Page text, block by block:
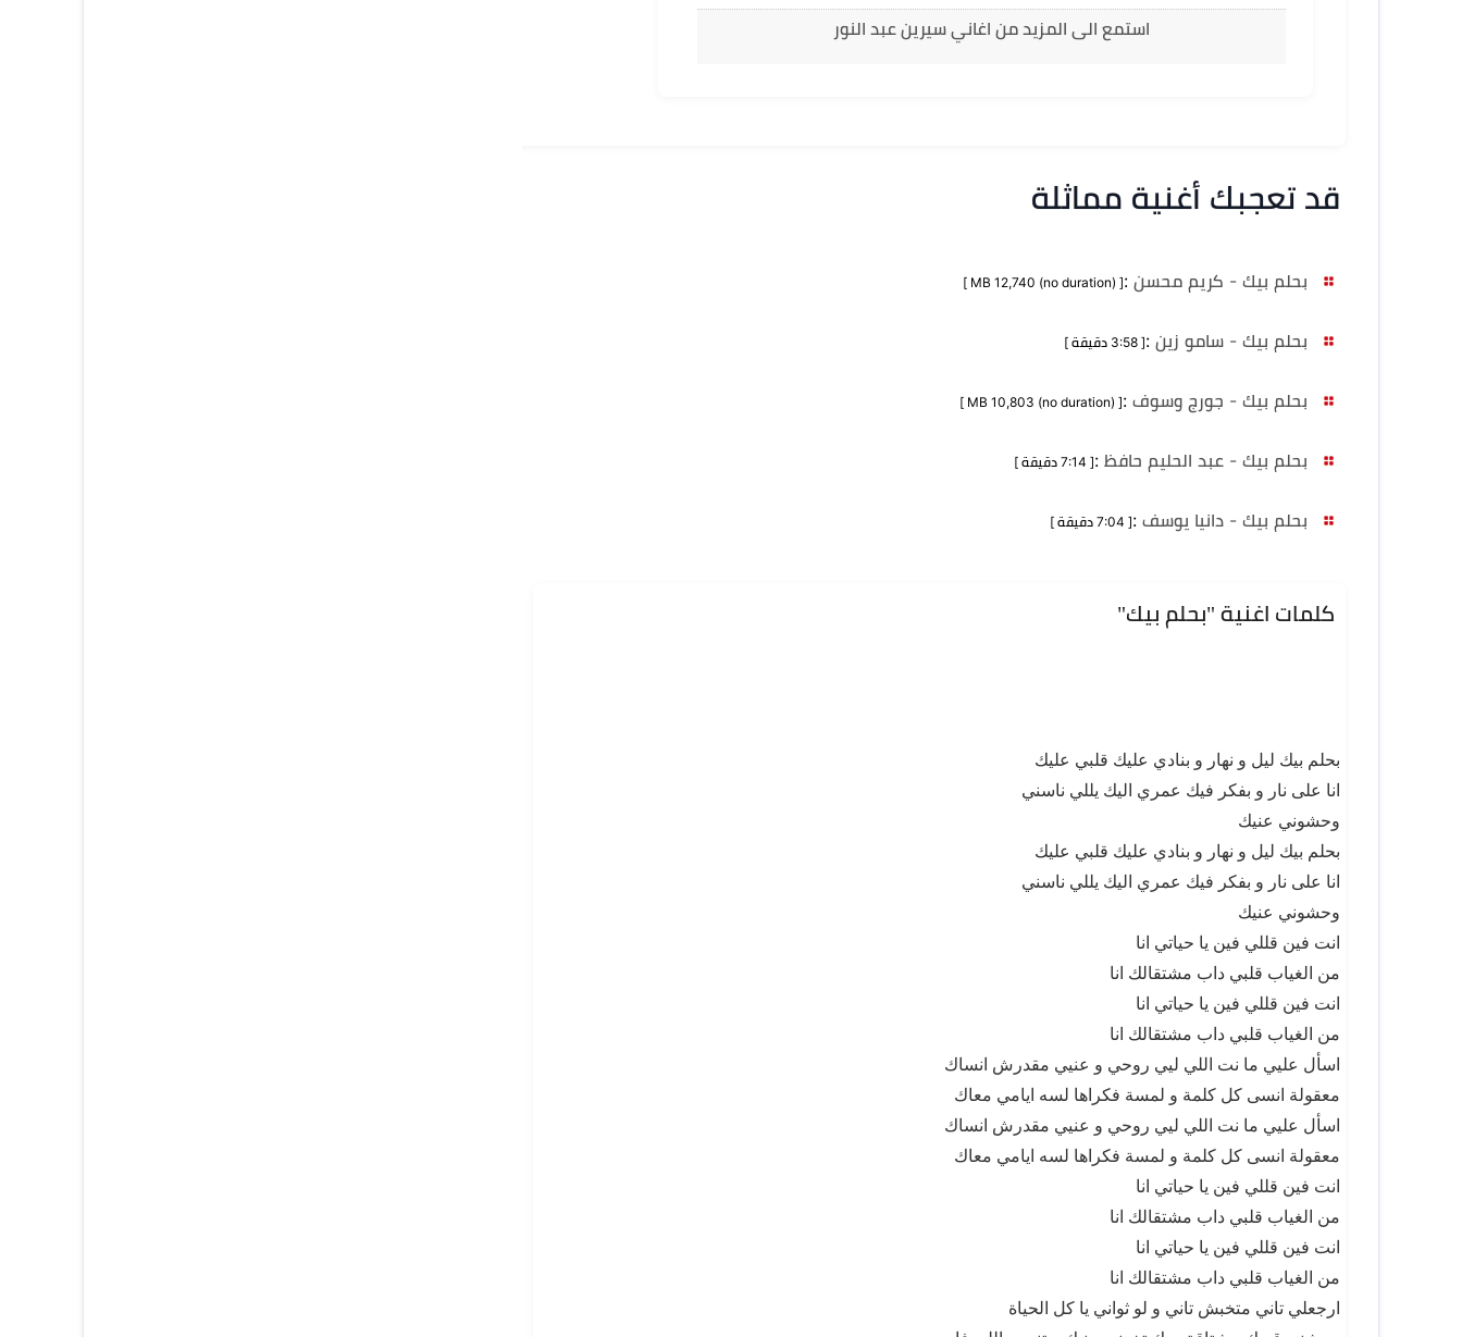
استمع الى المزيد من اغاني سيرين عبد النور
قد تعجبك أغنية مماثلة
بحلم بيك - كريم محسن :
[ MB 12,740 (no duration) ]
بحلم بيك - سامو زين :[ 3:58 دقيقة ]
بحلم بيك - جورج وسوف :
[ MB 10,803 (no duration) ]
بحلم بيك - عبد الحليم حافظ :[ 7:14 دقيقة ]
بحلم بيك - دانيا يوسف :[ 7:04 دقيقة ]
كلمات اغنية "بحلم بيك"
بحلم بيك ليل و نهار و بنادي عليك قلبي عليك
انا على نار و بفكر فيك عمري اليك يللي ناسني
وحشوني عنيك
بحلم بيك ليل و نهار و بنادي عليك قلبي عليك
انا على نار و بفكر فيك عمري اليك يللي ناسني
وحشوني عنيك
انت فين قللي فين يا حياتي انا
من الغياب قلبي داب مشتقالك انا
انت فين قللي فين يا حياتي انا
من الغياب قلبي داب مشتقالك انا
اسأل عليي ما نت اللي ليي روحي و عنيي مقدرش انساك
معقولة انسى كل كلمة و لمسة فكراها لسه ايامي معاك
اسأل عليي ما نت اللي ليي روحي و عنيي مقدرش انساك
معقولة انسى كل كلمة و لمسة فكراها لسه ايامي معاك
انت فين قللي فين يا حياتي انا
من الغياب قلبي داب مشتقالك انا
انت فين قللي فين يا حياتي انا
من الغياب قلبي داب مشتقالك انا
ارجعلي تاني متخبش تاني و لو ثواني يا كل الحياة